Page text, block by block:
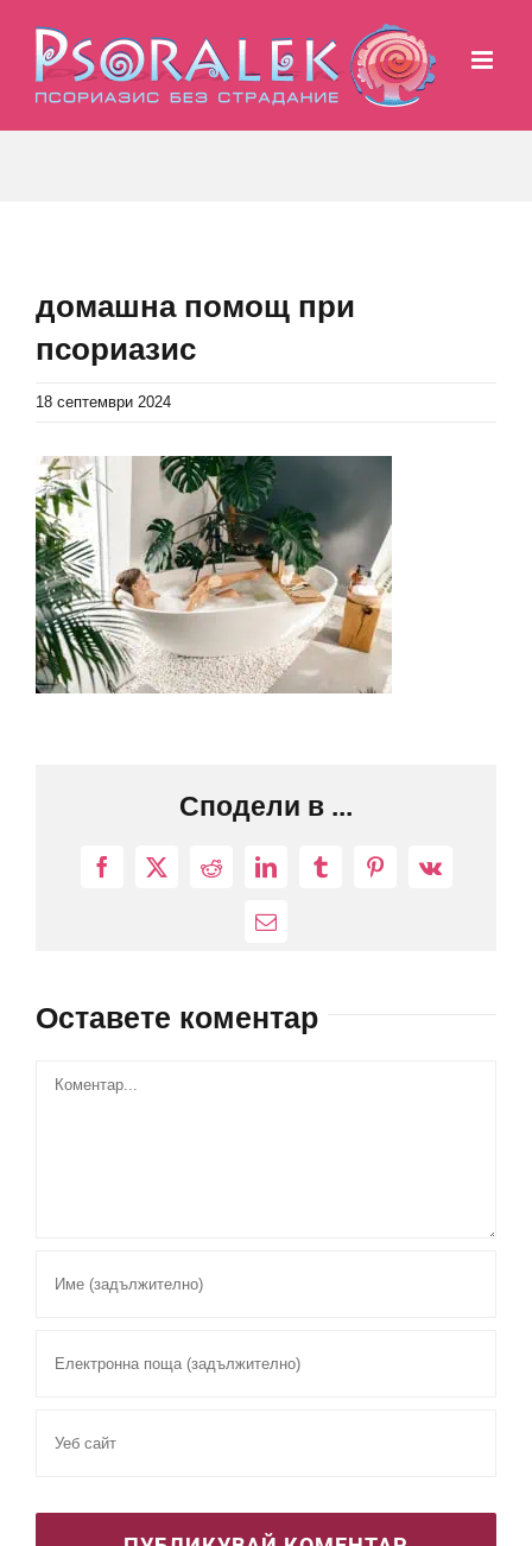
content
домашна помощ при
псориазис
18 септември 2024
Сподели в ...
Facebook
X RedditLinkedInTumblrPinterest
Vk
Електронна
Оставете коментар